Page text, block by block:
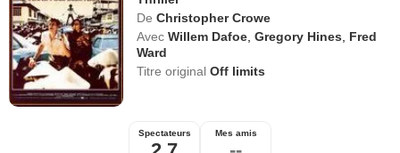
De Christopher Crowe
Avec Willem Dafoe ,Gregory Hines
Fred
Ward
Titre originalOff limits
Spectateurs Mes amis